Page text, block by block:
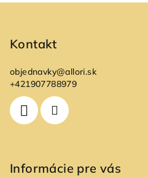
Kontakt
objednavky@allori.sk
+421907788979
Informácie pre vás